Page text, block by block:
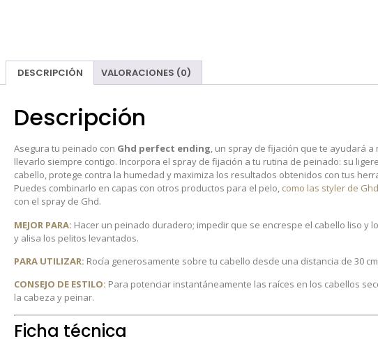
DESCRIPCIÓN VALORACIONES (0)
Descripción
Asegura tu peinado con Ghd perfect ending, un spray de fijación que te ayudará
llevarlo siempre contigo. Incorpora el spray de fijación a tu rutina de peinado: su
cabello, protege contra la humedad y maximiza los resultados obtenidos con tus
Puedes combinarlo en capas con otros productos para el pelo, como las styler de Ghd
con el spray de Ghd.
MEJOR PARA: Hacer un peinado duradero; impedir que se encrespe el cabello liso y
y alisa los pelitos levantados.
PARA UTILIZAR: Rocía generosamente sobre tu cabello desde una distancia de 30
CONSEJO DE ESTILO: Para potenciar instantáneamente las raíces en los cabellos
la cabeza y peinar.
Ficha técnica